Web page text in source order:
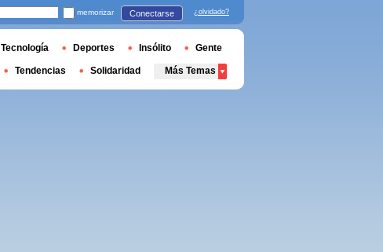
memorizar Conectarse ¿olvidado?
Tecnología Deportes Insólito Gente
Tendencias Solidaridad Más Temas